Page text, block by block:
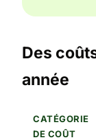
Des
année
CATÉGORIE
DE COÛT